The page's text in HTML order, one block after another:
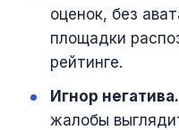
оценок, без
площадки
рейтинге.
Игнор негатива.
жалобы